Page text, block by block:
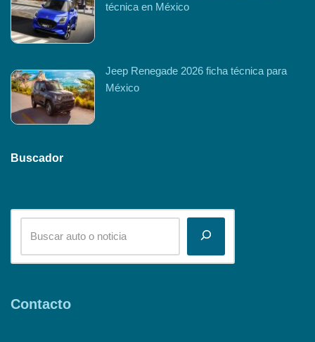
técnica en México
Jeep Renegade 2026 ficha técnica para
México
Buscador
Contacto